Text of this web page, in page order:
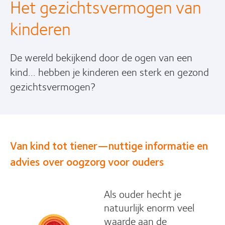
Het gezichtsvermogen van
kinderen
De wereld bekijkend door de ogen van een
kind... hebben je kinderen een sterk en gezond
gezichtsvermogen?
Van kind tot tiener—nuttige informatie en
advies over oogzorg voor ouders
Als ouder hecht je
natuurlijk enorm veel
waarde aan de